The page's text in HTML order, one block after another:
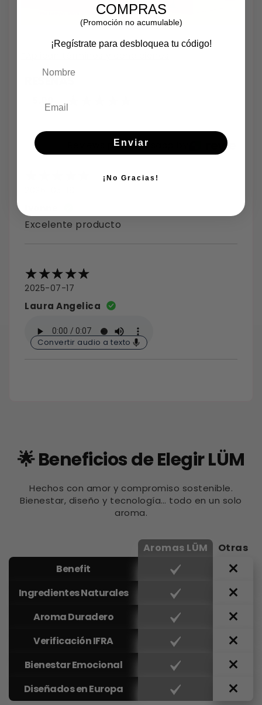
RESEÑAS
5.00
Reviews por Whatsapp by
Excelente producto
2025-07-17
Laura Angelica
Convertir audio a texto
🌟 Beneficios de Elegir LÜM
Hechos con amor y compromiso sostenible.
Bienestar, diseño y tecnología… todo en un solo
aroma.
Aromas LÜM
Otras
Benefit
Ingredientes Naturales
Aroma Duradero
Verificación IFRA
Bienestar Emocional
Diseñados en Europa
COMPRAS
(Promoción no acumulable)
¡Regístrate para desbloquea tu código!
Enviar
¡No Gracias!